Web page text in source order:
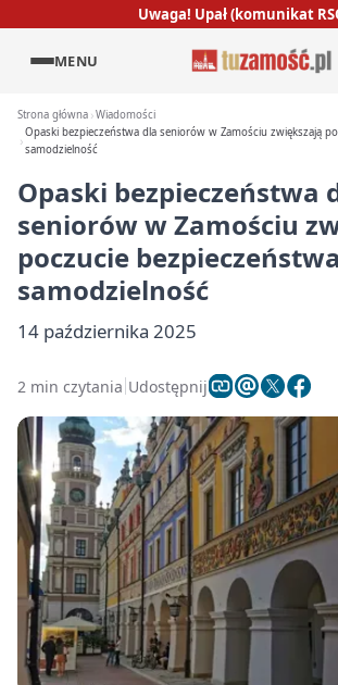
Uwaga! Upał (komunikat
MENU
Strona główna Wiadomości
Opaski bezpieczeństwa dla seniorów w Zamościu zwiększają
samodzielność
Opaski bezpieczeństwa
seniorów w Zamościu
poczucie
samodzielność
14 października 2025
2 min czytania Udostępnij